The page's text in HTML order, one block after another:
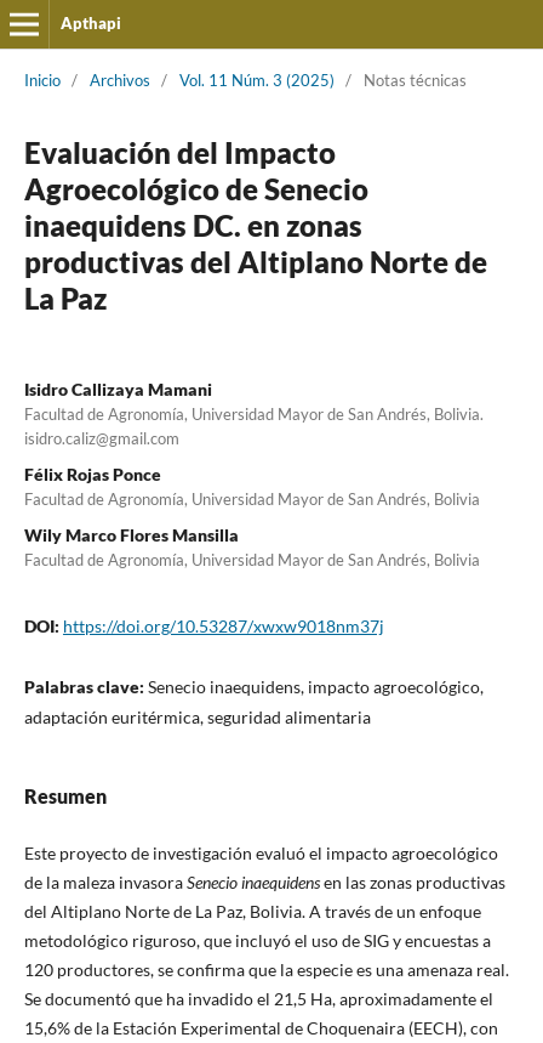
Apthapi
Inicio / Archivos / Vol. 11 Núm. 3 (2025) / Notas técnicas
Evaluación del Impacto
Agroecológico de Senecio
inaequidens DC. en zonas
productivas del Altiplano Norte de
La Paz
Isidro Callizaya Mamani
Facultad de Agronomía, Universidad Mayor de San Andrés, Bolivia.
isidro.caliz@gmail.com
Félix Rojas Ponce
Facultad de Agronomía, Universidad Mayor de San Andrés, Bolivia
Wily Marco Flores Mansilla
Facultad de Agronomía, Universidad Mayor de San Andrés, Bolivia
DOI: https://doi.org/10.53287/xwxw9018nm37j
Palabras clave: Senecio inaequidens, impacto agroecológico,
adaptación euritérmica, seguridad alimentaria
Resumen
Este proyecto de investigación evaluó el impacto agroecológico
de la maleza invasoraSenecio inaequidensen las zonas productivas
del Altiplano Norte de La Paz, Bolivia. A través de un enfoque
metodológico riguroso, que incluyó el uso de SIG y encuestas a
120 productores, se confirma que la especie es una amenaza real.
Se documentó que ha invadido el 21,5 Ha, aproximadamente el
15,6% de la Estación Experimental de Choquenaira (EECH), con